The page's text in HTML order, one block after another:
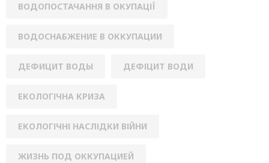
ВОДОПОСТАЧАННЯ В ОКУПАЦІЇ
ВОДОСНАБЖЕНИЕ В ОККУПАЦИИ
ДЕФИЦИТ ВОДЫ ДЕФІЦИТ ВОДИ
ЕКОЛОГІЧНА КРИЗА
ЕКОЛОГІЧНІ НАСЛІДКИ ВІЙНИ
ЖИЗНЬ ПОД ОККУПАЦИЕЙ